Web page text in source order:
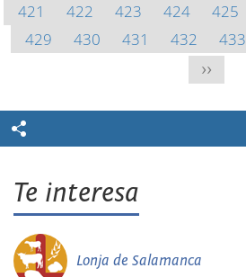
421
422 423 424 425
429
430 431 432 433
>>
Te interesa
Lonja de Salamanca